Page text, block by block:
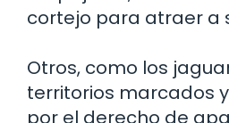
cortejo para atraer a
Otros, como los
territorios marcados
por el derecho de